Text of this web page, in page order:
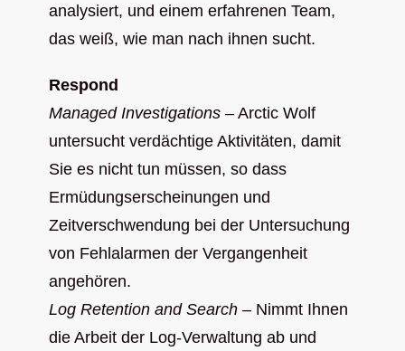
analysiert, und einem erfahrenen Team,
das weiß, wie man nach ihnen sucht.
Respond
Managed Investigations– Arctic Wolf
untersucht verdächtige Aktivitäten, damit
Sie es nicht tun müssen, so dass
Ermüdungserscheinungen und
Zeitverschwendung bei der Untersuchung
von Fehlalarmen der Vergangenheit
angehören.
Log Retention and Search– Nimmt Ihnen
die Arbeit der Log-Verwaltung ab und